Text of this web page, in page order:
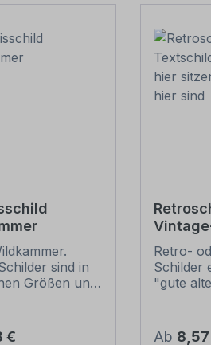
sind in
Größen und
für
Preis:
€
sitzen
hier sind
Retro-
Schilder
"gute
großer
Ab